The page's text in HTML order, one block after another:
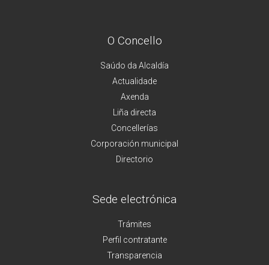
O Concello
Saúdo da Alcaldía
Actualidade
Axenda
Liña directa
Concellerías
Corporación municipal
Directorio
Sede electrónica
Trámites
Perfil contratante
Transparencia